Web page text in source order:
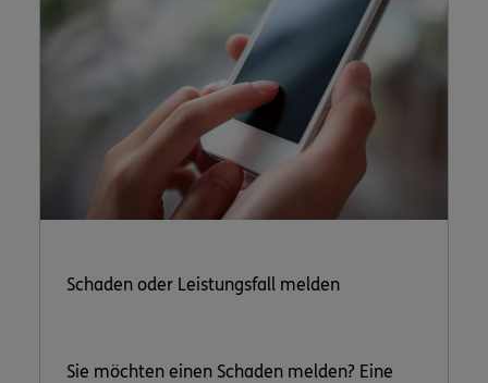
Schaden oder Leistungsfall melden
Sie möchten einen Schaden melden? Eine